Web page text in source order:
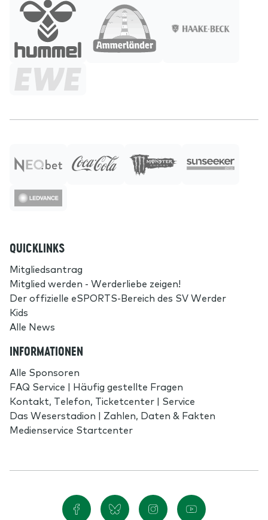
QUICKLINKS
Mitgliedsantrag
Mitglied werden - Werderliebe zeigen!
Der offizielle eSPORTS-Bereich des SV Werder
Kids
Alle News
INFORMATIONEN
Alle Sponsoren
FAQ Service | Häufig gestellte Fragen
Kontakt, Telefon, Ticketcenter | Service
Das Weserstadion | Zahlen, Daten & Fakten
Medienservice Startcenter